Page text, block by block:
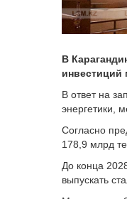
В
инвестиций
В ответ на
энергетики,
Согласно
178,9 млрд
До конца
выпускать